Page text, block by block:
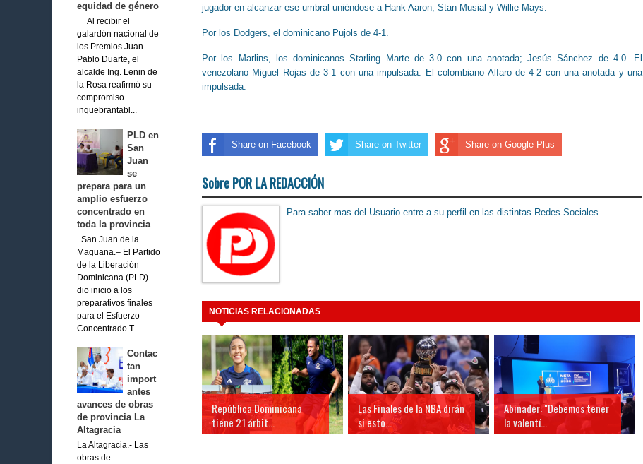
equidad de género
Al recibir el
galardón nacional de
los Premios Juan
Pablo Duarte, el
alcalde Ing. Lenin de
la Rosa reafirmó su
compromiso
inquebrantabl...
PLD en
San
Juan
se
prepara para un
amplio esfuerzo
concentrado en
toda la provincia
San Juan de la
Maguana.– El Partido
de la Liberación
Dominicana (PLD)
dio inicio a los
preparativos finales
para el Esfuerzo
Concentrado T...
Contac
tan
import
antes
avances de obras
de provincia La
Altagracia
La Altagracia.- Las
obras de
jugador en alcanzar ese umbral uniéndose a Hank Aaron, Stan Musial y Willie Mays.
Por los Dodgers, el dominicano Pujols de 4-1.
Por los Marlins, los dominicanos Starling Marte de 3-0 con una anotada; Jesús Sánchez de 4-0. El
venezolano Miguel Rojas de 3-1 con una impulsada. El colombiano Alfaro de 4-2 con una anotada y una
impulsada.
Share on Facebook Share on Twitter Share on Google Plus
Sobre POR LA REDACCIÓN
Para saber mas del Usuario entre a su perfil en las distintas Redes Sociales.
NOTICIAS RELACIONADAS
República Dominicana
tiene 21 árbit...
Las Finales de la NBA dirán
si esto...
Abinader: "Debemos tener
la valentí...